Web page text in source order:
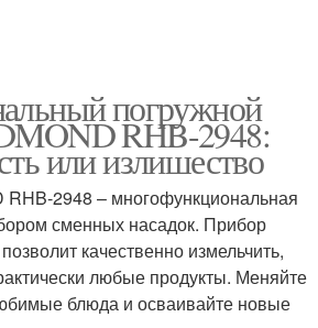
погружной
RHB-2948:
или излишество
2948 – многофункциональная
сменных насадок. Прибор
качественно измельчить,
любые продукты. Меняйте
блюда и осваивайте новые